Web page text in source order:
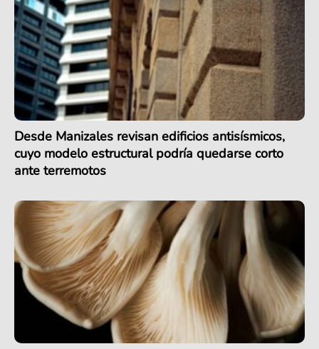
Desde Manizales revisan edificios antisísmicos,
cuyo modelo estructural podría quedarse corto
ante terremotos